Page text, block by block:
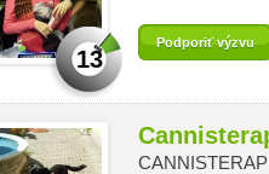
13
Podporiť výzvu